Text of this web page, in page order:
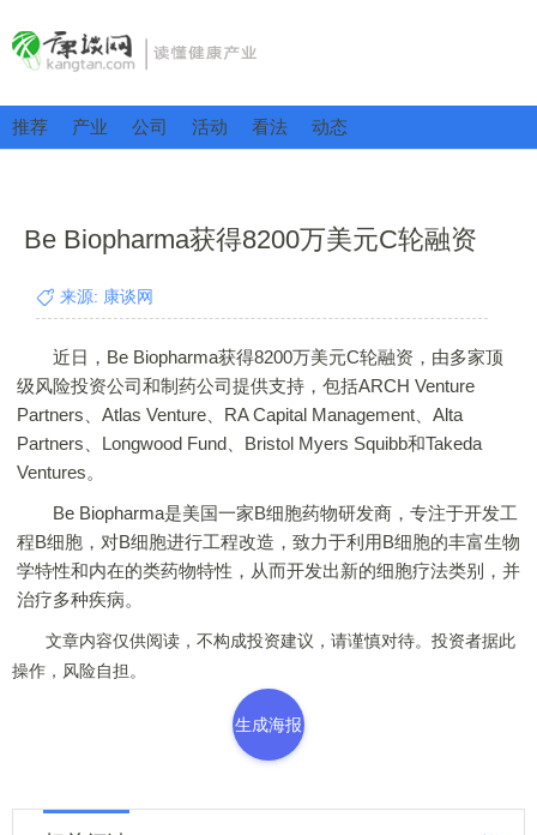
推荐 产业 公司 活动 看法 动态
Be Biopharma获得8200万美元C轮融资
来源: 康谈网
近日，Be Biopharma获得8200万美元C轮融资，由多家顶
级风险投资公司和制药公司提供支持，包括ARCH Venture
Partners、Atlas Venture、RA Capital Management、Alta
Partners、Longwood Fund、Bristol Myers Squibb和Takeda
Ventures。
Be Biopharma是美国一家B细胞药物研发商，专注于开发工
程B细胞，对B细胞进行工程改造，致力于利用B细胞的丰富生物
学特性和内在的类药物特性，从而开发出新的细胞疗法类别，并
治疗多种疾病。
文章内容仅供阅读，不构成投资建议，请谨慎对待。投资者据此
操作，风险自担。
生成海报